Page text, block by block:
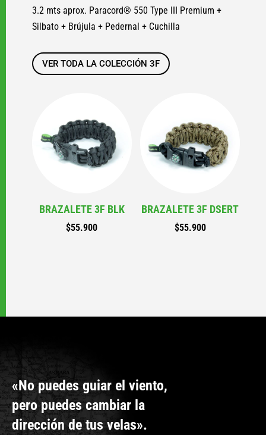
3.2 mts aprox. Paracord® 550 Type III Premium +
Silbato + Brújula + Pedernal + Cuchilla
VER TODA LA COLECCIÓN 3F
BRAZALETE 3F BLK
$55.900
BRAZALETE 3F DSERT
$55.900
«No puedes guiar el viento,
pero puedes cambiar la
dirección de tus velas».